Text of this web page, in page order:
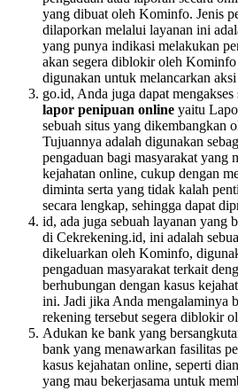
yang dibuat oleh Kominfo. Jenis
dilaporkan melalui layanan ini
yang punya indikasi melakukan
akan segera diblokir oleh
digunakan untuk melancarkan
go.id, Anda juga dapat
lapor penipuan online yaitu
sebuah situs yang dikembangkan
Tujuannya adalah digunakan
pengaduan bagi masyarakat yang
kejahatan online, cukup dengan
diminta serta yang tidak kalah
secara lengkap, sehingga dapat
id, ada juga sebuah layanan yang
di Cekrekening.id, ini adalah
dikeluarkan oleh Kominfo,
pengaduan masyarakat terkait
berhubungan dengan kasus
ini. Jadi jika Anda mengalaminya
rekening tersebut segera diblokir
Adukan ke bank yang
bank yang menawarkan fasilitas
kasus kejahatan online, seperti
yang mau bekerjasama untuk